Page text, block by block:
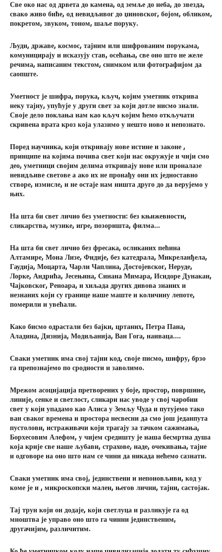
Све око нас од дрвета до камена, од земље до неба, до звезда,
свако живо биће, од невидљивог до џиновског, бојом, обликом,
покретом, звуком, тоном, шаље поруку.
Људи, државе, космос, тајним или шифрованим порукама,
комуницирају и исказују став, осећања, све оно што не желе
речима, написаним текстом, снимком или фотографијом да
саопште.
Уметност је шифра, порука, кључ, којим уметник открива
неку тајну, упућује у други свет за који дотле нисмо знали.
Своје дело поклања нам као кључ којим ћемо откључати
скривена врата кроз која улазимо у нешто ново и непознато.
Поред научника, који откривају нове истине и законе ,
принципе на којима почива свет који нас окружује и чији смо
део, уметници својим делима откривају нове или проналазе
невидљиве светове а ако их не пронађу они их једноставно
створе, измисле, и не остаје нам ништа друго до да верујемо у
њих.
На шта би свет личио без уметности: без књижевности,
сликарства, музике, игре, позоришта, филма…
На шта би свет личио без фресака, осликаних пећина
Алтамире, Мона Лизе, Фидије, без катедрала, Микреланђела,
Гаудија, Моцарта, Чарли Чаплина, Достојевског, Неруде,
Лорке, Андрића, Јесењина, Синана Мимара, Исидоре Дунакан,
Чајковског, Реноара, и хиљада других дивова знаних и
незнаних који су границе наше маште и количину лепоте,
померили и увећали.
Како бисмо одрастали без бајки, цртаних, Петра Пана,
Аладина, Дизнија, Модиљанија, Ван Гога, наиваца….
Сваки уметник има свој тајни код, своје писмо, шифру, брзо
га препознајемо по сродности и заволимо.
Мрежом асоцијација претворених у боје, простор, површине,
линије, сенке и светлост, сликари нас уводе у свој чаробни
свет у који упадамо као Алиса у Земљу Чуда и путујемо тако
ван сваког времена и простора несвесни да смо још једанпута
пустолови, истраживачи који трагају за тачком сажимања,
Борхесовим Алефом, у чијем средишту је наша бесмртна душа
која крије све наше љубави, страхове, наде, очекивања, тајне
и одговоре на оно што нам се чини да никада нећемо сазнати.
Сваки уметник има свој, јединствени и непоновљиви, код у
коме је и , микроскопски мален, његов лични, тајни, састојак.
Тај трун који он додаје, који светлуца и разликује га од
мноштва је управо оно што га чинни јединственим,
другачијим, различитим.